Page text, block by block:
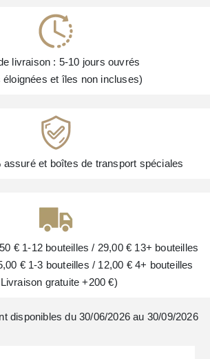
livraison : 5-10 jours ouvrés
éloignées et îles non incluses)
assuré et boîtes de transport spéciales
€ 1-12 bouteilles / 29,00 € 13+ bouteilles
€ 1-3 bouteilles / 12,00 € 4+ bouteilles
gratuite +200 €)
disponibles du 30/06/2026 au 30/09/2026